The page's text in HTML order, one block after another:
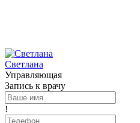
Светлана
Управляющая
Запись к врачу
!